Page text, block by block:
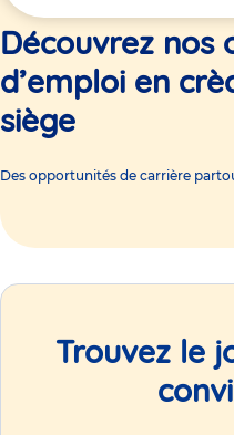
ici
Découvrez nos
d’emploi en
siège
Des opportunités de carrière
Trouvez le